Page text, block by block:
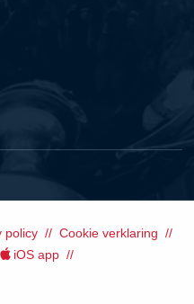
policy
Cookie verklaring
iOS app